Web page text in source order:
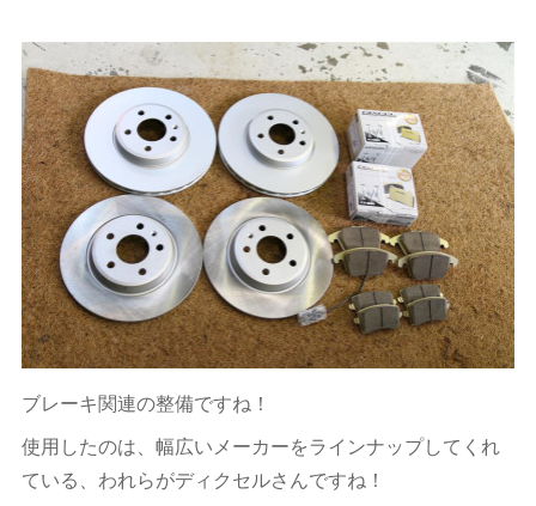
ブレーキ関連の整備ですね！
使用したのは、幅広いメーカーをラインナップしてくれ
ている、われらがディクセルさんですね！